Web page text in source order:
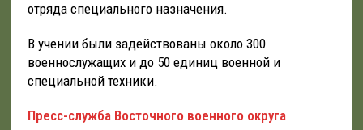
отряда специального назначения.
В учении были задействованы около 300
военнослужащих и до 50 единиц военной и
специальной техники.
Пресс-служба Восточного военного округа